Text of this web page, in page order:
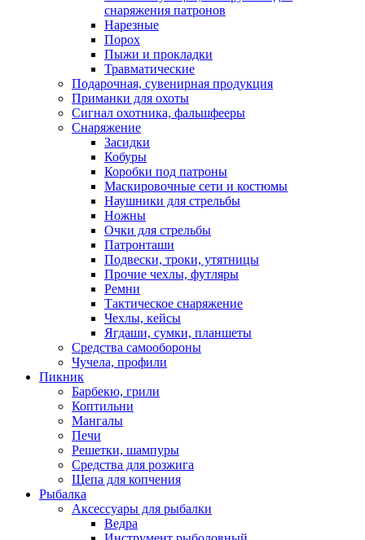
снаряжения патронов
Нарезные
Порох
Пыжи и прокладки
Травматические
Подарочная, сувенирная продукция
Приманки для охоты
Сигнал охотника, фальшфееры
Снаряжение
Засидки
Кобуры
Коробки под патроны
Маскировочные сети и костюмы
Наушники для стрельбы
Ножны
Очки для стрельбы
Патронташи
Подвески, троки, утятницы
Прочие чехлы, футляры
Ремни
Тактическое снаряжение
Чехлы, кейсы
Ягдаши, сумки, планшеты
Средства самообороны
Чучела, профили
Пикник
Барбекю, грили
Коптильни
Мангалы
Печи
Решетки, шампуры
Средства для розжига
Щепа для копчения
Рыбалка
Аксессуары для рыбалки
Ведра